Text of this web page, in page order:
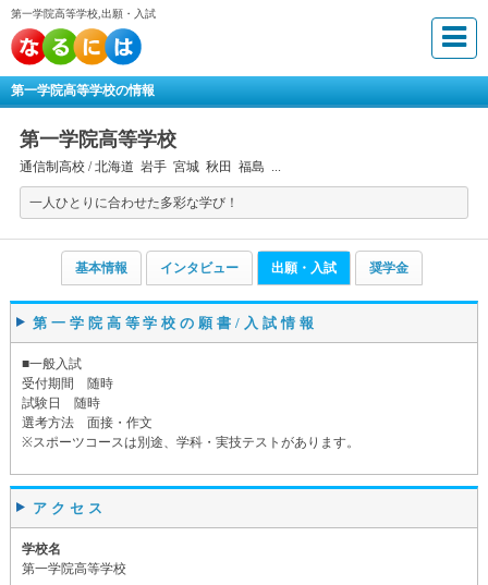
第一学院高等学校,出願・入試
第一学院高等学校の情報
第一学院高等学校
通信制高校 /北海道 岩手 宮城 秋田 福島 ...
一人ひとりに合わせた多彩な学び！
基本情報 インタビュー 出願・入試 奨学金
第一学院高等学校の願書/入試情報
■一般入試
受付期間 随時
試験日 随時
選考方法 面接・作文
※スポーツコースは別途、学科・実技テストがあります。
アクセス
学校名
第一学院高等学校